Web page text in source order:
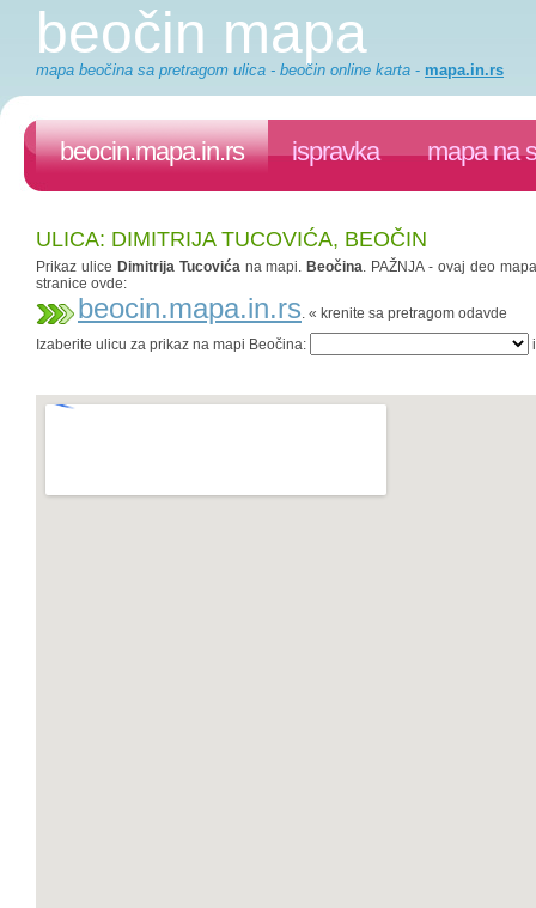
beočin mapa
mapa beočina sa pretragom ulica - beočin online karta - mapa.in.rs
beocin.mapa.in.rs ispravka mapa na
ULICA: DIMITRIJA TUCOVIĆA, BEOČIN
Prikaz ulice Dimitrija Tucovićana mapi. Beočina. PAŽNJA - ovaj deo
stranice ovde:
beocin.mapa.in.rs. « krenite sa pretragom odavde
Izaberite ulicu za prikaz na mapi Beočina: